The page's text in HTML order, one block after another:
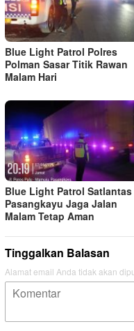
Blue Light Patrol Polres
Polman Sasar Titik Rawan
Malam Hari
Blue Light Patrol Satlantas
Pasangkayu Jaga Jalan
Malam Tetap Aman
Tinggalkan Balasan
Alamat email Anda tidak akan